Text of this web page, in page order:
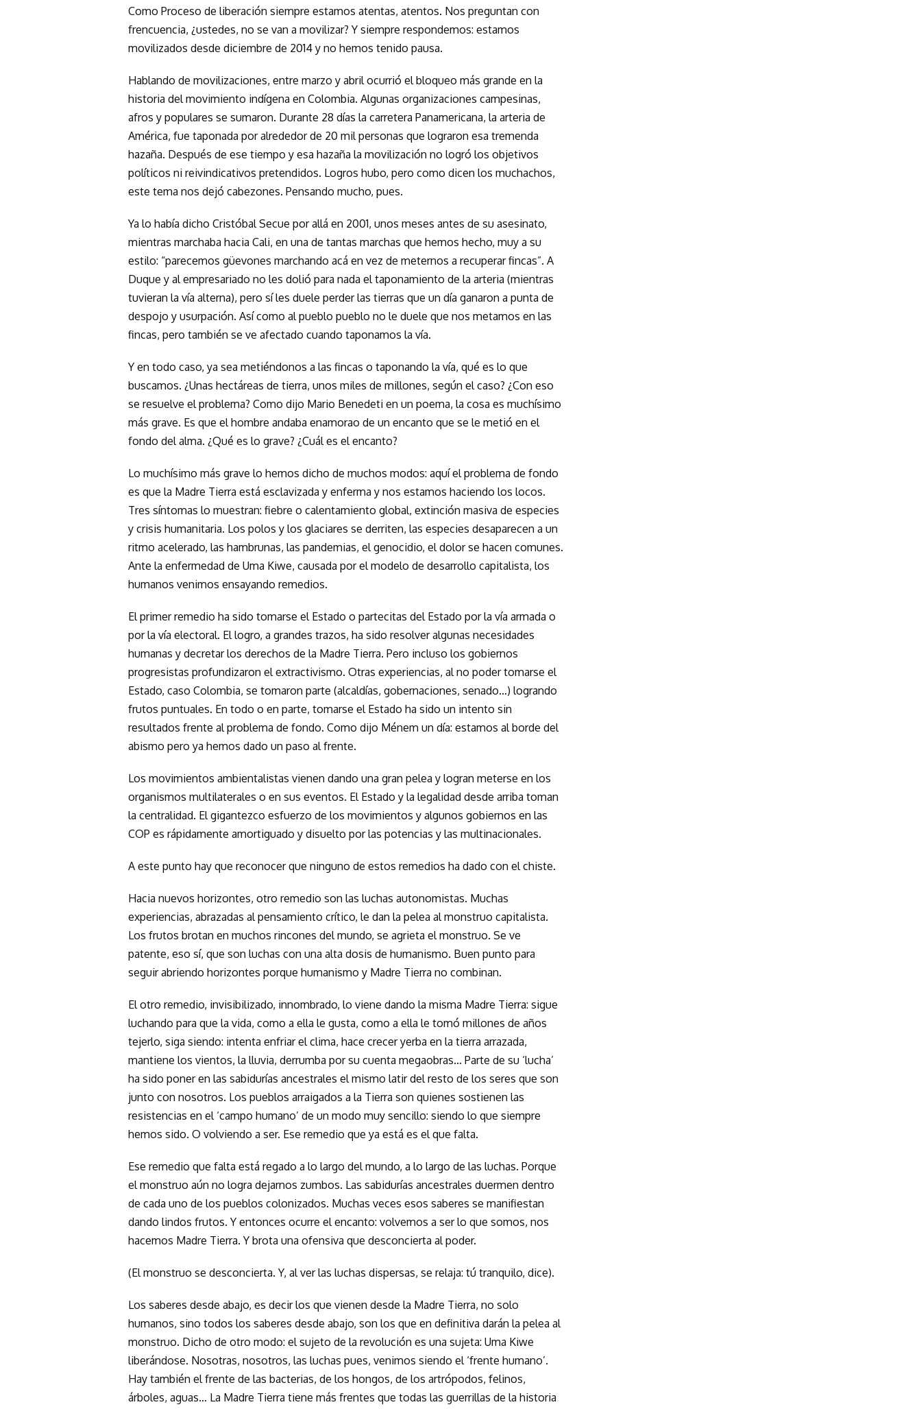
Como Proceso de liberación siempre estamos atentas, atentos. Nos preguntan con
frencuencia, ¿ustedes, no se van a movilizar? Y siempre respondemos: estamos
movilizados desde diciembre de 2014 y no hemos tenido pausa.
Hablando de movilizaciones, entre marzo y abril ocurrió el bloqueo más grande en la
historia del movimiento indígena en Colombia. Algunas organizaciones campesinas,
afros y populares se sumaron. Durante 28 días la carretera Panamericana, la arteria de
América, fue taponada por alrededor de 20 mil personas que lograron esa tremenda
hazaña. Después de ese tiempo y esa hazaña la movilización no logró los objetivos
políticos ni reivindicativos pretendidos. Logros hubo, pero como dicen los muchachos,
este tema nos dejó cabezones. Pensando mucho, pues.
Ya lo había dicho Cristóbal Secue por allá en 2001, unos meses antes de su asesinato,
mientras marchaba hacia Cali, en una de tantas marchas que hemos hecho, muy a su
estilo: “parecemos güevones marchando acá en vez de meternos a recuperar fincas”. A
Duque y al empresariado no les dolió para nada el taponamiento de la arteria (mientras
tuvieran la vía alterna), pero sí les duele perder las tierras que un día ganaron a punta de
despojo y usurpación. Así como al pueblo pueblo no le duele que nos metamos en las
fincas, pero también se ve afectado cuando taponamos la vía.
Y en todo caso, ya sea metiéndonos a las fincas o taponando la vía, qué es lo que
buscamos. ¿Unas hectáreas de tierra, unos miles de millones, según el caso? ¿Con eso
se resuelve el problema? Como dijo Mario Benedeti en un poema, la cosa es muchísimo
más grave. Es que el hombre andaba enamorao de un encanto que se le metió en el
fondo del alma. ¿Qué es lo grave? ¿Cuál es el encanto?
Lo muchísimo más grave lo hemos dicho de muchos modos: aquí el problema de fondo
es que la Madre Tierra está esclavizada y enferma y nos estamos haciendo los locos.
Tres síntomas lo muestran: fiebre o calentamiento global, extinción masiva de especies
y crisis humanitaria. Los polos y los glaciares se derriten, las especies desaparecen a un
ritmo acelerado, las hambrunas, las pandemias, el genocidio, el dolor se hacen comunes.
Ante la enfermedad de Uma Kiwe, causada por el modelo de desarrollo capitalista, los
humanos venimos ensayando remedios.
El primer remedio ha sido tomarse el Estado o partecitas del Estado por la vía armada o
por la vía electoral. El logro, a grandes trazos, ha sido resolver algunas necesidades
humanas y decretar los derechos de la Madre Tierra. Pero incluso los gobiernos
progresistas profundizaron el extractivismo. Otras experiencias, al no poder tomarse el
Estado, caso Colombia, se tomaron parte (alcaldías, gobernaciones, senado…) logrando
frutos puntuales. En todo o en parte, tomarse el Estado ha sido un intento sin
resultados frente al problema de fondo. Como dijo Ménem un día: estamos al borde del
abismo pero ya hemos dado un paso al frente.
Los movimientos ambientalistas vienen dando una gran pelea y logran meterse en los
organismos multilaterales o en sus eventos. El Estado y la legalidad desde arriba toman
la centralidad. El gigantezco esfuerzo de los movimientos y algunos gobiernos en las
COP es rápidamente amortiguado y disuelto por las potencias y las multinacionales.
A este punto hay que reconocer que ninguno de estos remedios ha dado con el chiste.
Hacia nuevos horizontes, otro remedio son las luchas autonomistas. Muchas
experiencias, abrazadas al pensamiento crítico, le dan la pelea al monstruo capitalista.
Los frutos brotan en muchos rincones del mundo, se agrieta el monstruo. Se ve
patente, eso sí, que son luchas con una alta dosis de humanismo. Buen punto para
seguir abriendo horizontes porque humanismo y Madre Tierra no combinan.
El otro remedio, invisibilizado, innombrado, lo viene dando la misma Madre Tierra: sigue
luchando para que la vida, como a ella le gusta, como a ella le tomó millones de años
tejerlo, siga siendo: intenta enfriar el clima, hace crecer yerba en la tierra arrazada,
mantiene los vientos, la lluvia, derrumba por su cuenta megaobras… Parte de su ‘lucha’
ha sido poner en las sabidurías ancestrales el mismo latir del resto de los seres que son
junto con nosotros. Los pueblos arraigados a la Tierra son quienes sostienen las
resistencias en el ‘campo humano’ de un modo muy sencillo: siendo lo que siempre
hemos sido. O volviendo a ser. Ese remedio que ya está es el que falta.
Ese remedio que falta está regado a lo largo del mundo, a lo largo de las luchas. Porque
el monstruo aún no logra dejarnos zumbos. Las sabidurías ancestrales duermen dentro
de cada uno de los pueblos colonizados. Muchas veces esos saberes se manifiestan
dando lindos frutos. Y entonces ocurre el encanto: volvemos a ser lo que somos, nos
hacemos Madre Tierra. Y brota una ofensiva que desconcierta al poder.
(El monstruo se desconcierta. Y, al ver las luchas dispersas, se relaja: tú tranquilo, dice).
Los saberes desde abajo, es decir los que vienen desde la Madre Tierra, no solo
humanos, sino todos los saberes desde abajo, son los que en definitiva darán la pelea al
monstruo. Dicho de otro modo: el sujeto de la revolución es una sujeta: Uma Kiwe
liberándose. Nosotras, nosotros, las luchas pues, venimos siendo el ‘frente humano’.
Hay también el frente de las bacterias, de los hongos, de los artrópodos, felinos,
árboles, aguas… La Madre Tierra tiene más frentes que todas las guerrillas de la historia